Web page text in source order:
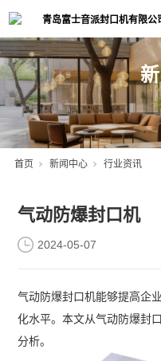
首页 新闻中心 行业资讯
气动防爆封口机
2024-05-07
气动防爆封口机能够提高企
化水平。本文从气动防爆封
分析。